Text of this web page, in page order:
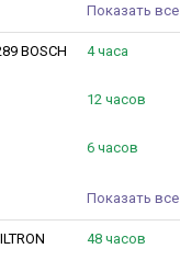
Показать все
BOSCH 4 часа
12 часов
6 часов
Показать все
48 часов